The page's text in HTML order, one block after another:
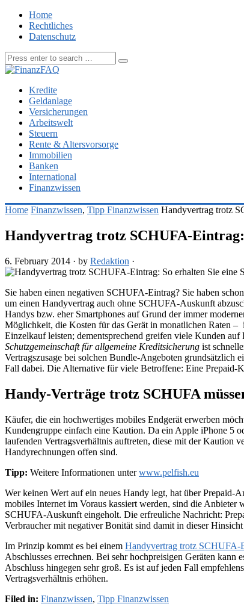
Home
Rechtliches
Datenschutz
Kredite
Geldanlage
Versicherungen
Arbeitswelt
Steuern
Rente & Altersvorsorge
Immobilien
Banken
International
Finanzwissen
Home Finanzwissen, Tipp Finanzwissen Handyvertrag trotz
Handyvertrag trotz SCHUFA-
6. February 2014 · by Redaktion ·
Sie haben einen negativen SCHUFA-Eintrag? Sie haben
um einen Handyvertrag auch ohne SCHUFA-Auskunft
Handys bzw. eher Smartphones auf Grund der immer
Möglichkeit, die Kosten für das Gerät in monatlichen Raten
Einzelkauf leisten; dementsprechend greifen viele Kunden
Schutzgemeinschaft für allgemeine Kreditsicherung ist
Vertragszusage bei solchen Bundle-Angeboten
Fall dabei. Die Alternative für viele Betroffene: Eine Prepaid-
Handy-Verträge trotz SCHUFA
Käufer, die ein hochwertiges mobiles Endgerät erwerben
Kundengruppe einfach eine Kaution. Da ein Apple iPhone 5
laufenden Vertragsverhältnis auftreten, diese mit der Kaution
Handyrechnungen offen sind.
Tipp: Weitere Informationen unterwww.pelfish.eu
Wer keinen Wert auf ein neues Handy legt, hat über Prepaid-
mobiles Internet im Voraus kassiert werden, sind die
SCHUFA-Auskunft eingeholt. Die erfreuliche Nachricht:
Verbraucher mit negativer Bonität sind damit in dieser
Im Prinzip kommt es bei einem Handyvertrag trotz SCHUFA-
Abschlusses errechnen. Bei sehr hochpreisigen Geräten
Abschluss hingegen sehr groß. Es ist auf jeden Fall
Vertragsverhältnis erhöhen.
Filed in: Finanzwissen, Tipp Finanzwissen